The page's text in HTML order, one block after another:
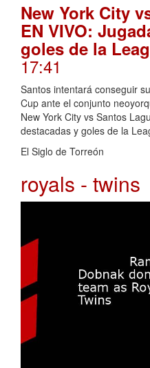
New York City
EN VIVO:
goles de la
17:41
Santos intentará conseguir
Cup ante el conjunto
New York City vs Santos
destacadas y goles de la
El Siglo de Torreón
royals - twins